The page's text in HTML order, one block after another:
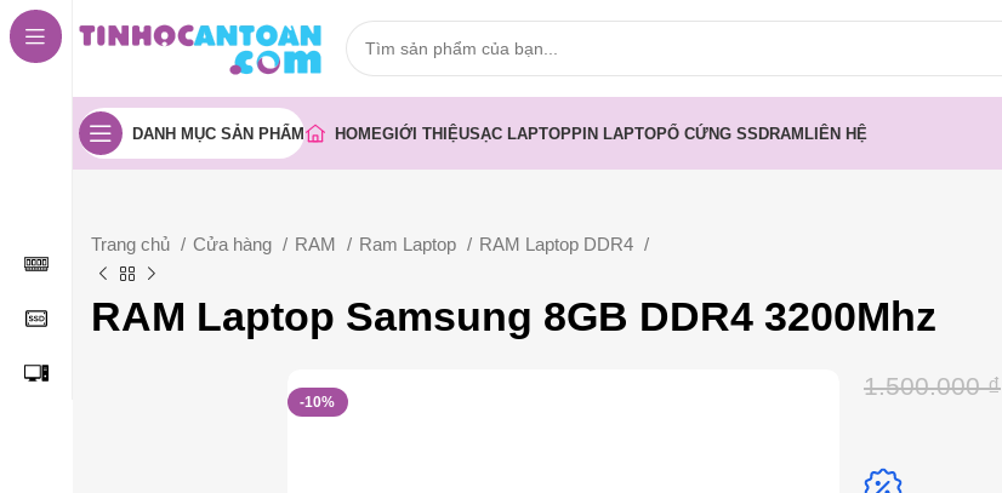
DANH MỤC SẢN PHẨM HOMEGIỚI THIỆUSẠC LAPTOPPIN LAPTOPỔ CỨNG SSDRAMLIÊN HỆ
Trang chủ Cửa hàng RAM Ram Laptop RAM Laptop DDR4
RAM Laptop Samsung 8GB DDR4 3200Mhz
-10%
1.500.000₫